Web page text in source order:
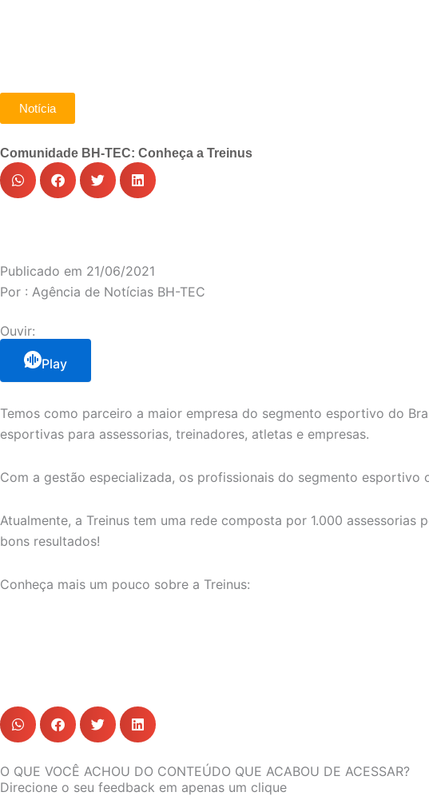
Notícia
Comunidade BH-TEC: Conheça a Treinus
Publicado em 21/06/2021
Por : Agência de Notícias BH-TEC
Ouvir:
Play
Temos como parceiro a maior empresa do segmento esportivo do
esportivas para assessorias, treinadores, atletas e empresas.
Com a gestão especializada, os profissionais do segmento
Atualmente, a Treinus tem uma rede composta por 1.000
bons resultados!
Conheça mais um pouco sobre a Treinus:
O QUE VOCÊ ACHOU DO CONTEÚDO QUE ACABOU DE ACESSAR?
Direcione o seu feedback em apenas um clique